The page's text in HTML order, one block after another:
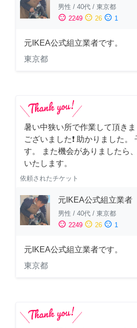
男性 / 40代 / 東京都
sentiment_satisfied 2249 sentiment_neutral 26 sentiment_dissatisfied 1
元IKEA公式組立業者です。
東京都
暑い中狭い所で作業して頂き
ございました❗️ 助かりました。
す。 また機会がありましたら
いたします。
依頼されたチケット
元IKEA公式組立業
男性 / 40代 / 東京都
sentiment_satisfied 2249 sentiment_neutral 26 sentiment_dissatisfied 1
元IKEA公式組立業者です。
東京都